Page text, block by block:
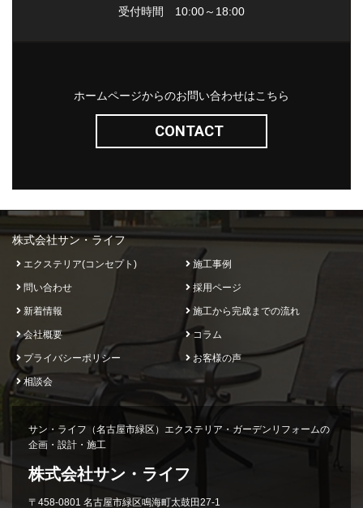
受付時間 10:00～18:00
ホームページからのお問い合わせはこちら
CONTACT
株式会社サン・ライフ
エクステリア(コンセプト) 施工事例
問い合わせ 採用ページ
新着情報 施工から完成までの流れ
会社概要 コラム
プライバシーポリシー お客様の声
相談会
サン・ライフ（名古屋市緑区）エクステリア・ガーデンリフォームの
企画・設計・施工
株式会社サン・ライフ
〒458-0801 名古屋市緑区鳴海町太鼓田27-1